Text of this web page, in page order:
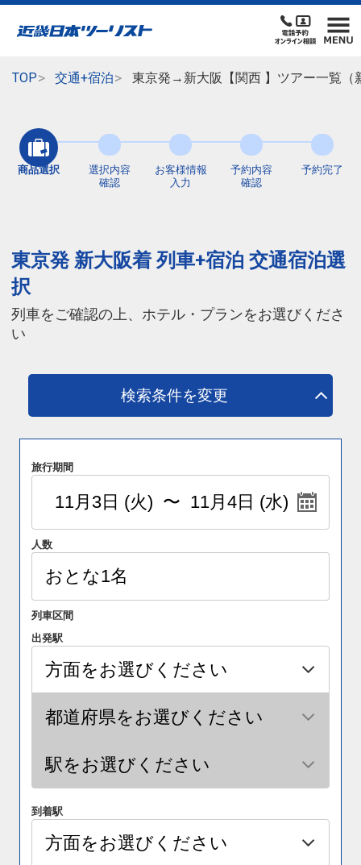
TOP 交通+宿泊 東京発→新大阪【関西 】ツアー一覧（
商品選択
選択内容
確認
お客様情報
入力
予約内容
確認
予約完了
東京発 新大阪着 列車+宿泊 交通宿泊選
択
列車をご確認の上、ホテル・プランをお選びくださ
い
検索条件を変更
旅行期間
人数
列車区間
出発駅
到着駅